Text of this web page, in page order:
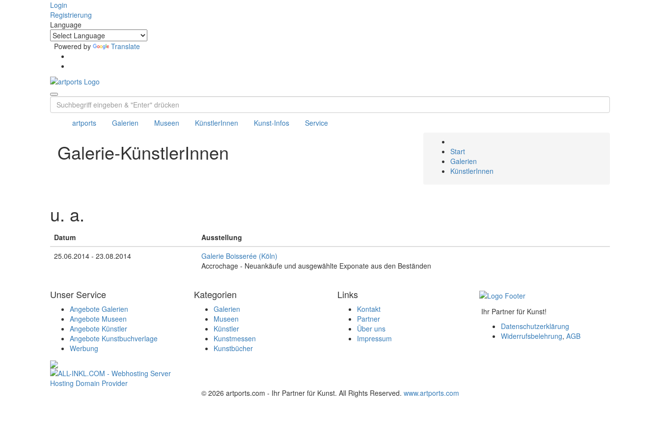
Login
Registrierung
Language
Powered by Translate
artports Galerien Museen KünstlerInnen Kunst-Infos Service
Galerie-KünstlerInnen
Start
Galerien
KünstlerInnen
u. a.
Datum
Ausstellung
25.06.2014 - 23.08.2014
Galerie Boisserée (Köln)
Accrochage - Neuankäufe und ausgewählte Exponate aus den Beständen
Unser Service
Angebote Galerien
Angebote Museen
Angebote Künstler
Angebote Kunstbuchverlage
Werbung
Kategorien
Galerien
Museen
Künstler
Kunstmessen
Kunstbücher
Links
Kontakt
Partner
Über uns
Impressum
Ihr Partner für Kunst!
Datenschutzerklärung
Widerrufsbelehrung, AGB
© 2026 artports.com - Ihr Partner für Kunst. All Rights Reserved. www.artports.com